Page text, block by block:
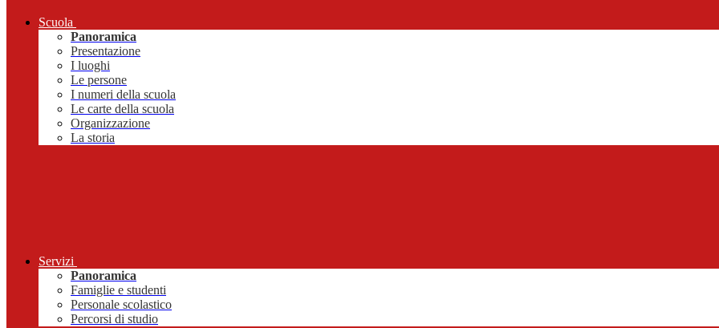
Scuola
Panoramica
Presentazione
I luoghi
Le persone
I numeri della scuola
Le carte della scuola
Organizzazione
La storia
Servizi
Panoramica
Famiglie e studenti
Personale scolastico
Percorsi di studio